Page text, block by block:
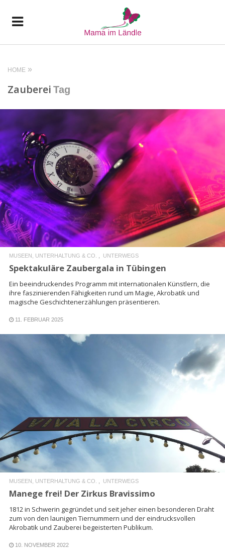
HOME
Zauberei Tag
READ MORE
MUSEEN, UNTERHALTUNG & CO. UNTERWEGS
Spektakuläre Zaubergala in Tübingen
Ein beeindruckendes Programm mit internationalen Künstlern, die
ihre faszinierenden Fähigkeiten rund um Magie, Akrobatik und
magische Geschichtenerzählungen präsentieren.
11. FEBRUAR 2025
READ MORE
MUSEEN, UNTERHALTUNG & CO. UNTERWEGS
Manege frei! Der Zirkus Bravissimo
1812 in Schwerin gegründet und seit jeher einen besonderen Draht
zum von den launigen Tiernummern und der eindrucksvollen
Akrobatik und Zauberei begeisterten Publikum.
10. NOVEMBER 2022